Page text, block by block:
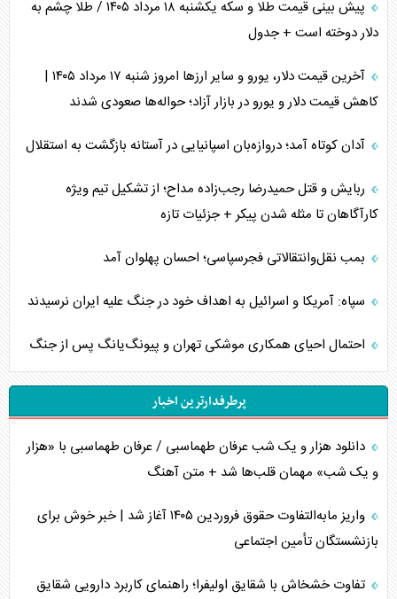
پیش بینی قیمت طلا و سکه یکشنبه ۱۸ مرداد ۱۴۰۵ / طلا چشم به
دلار دوخته است + جدول
آخرین قیمت دلار، یورو و سایر ارز‌ها امروز شنبه ۱۷ مرداد ۱۴۰۵ |
کاهش قیمت دلار و یورو در بازار آزاد؛ حواله‌ها صعودی شدند
آدان کوتاه آمد؛ دروازه‌بان اسپانیایی در آستانه بازگشت به استقلال
ربایش و قتل حمیدرضا رجب‌زاده مداح؛ از تشکیل تیم ویژه
کارآگاهان تا مثله شدن پیکر + جزئیات تازه
بمب نقل‌وانتقالاتی فجرسپاسی؛ احسان پهلوان آمد
سپاه: آمریکا و اسرائیل به اهداف خود در جنگ علیه ایران نرسیدند
احتمال احیای همکاری موشکی تهران و پیونگ‌یانگ پس از جنگ
پرطرفدارترین اخبار
دانلود هزار و یک شب عرفان طهماسبی / عرفان طهماسبی با «هزار
و یک شب» مهمان قلب‌ها شد + متن آهنگ
واریز مابه‌التفاوت حقوق فروردین ۱۴۰۵ آغاز شد | خبر خوش برای
بازنشستگان تأمین اجتماعی
تفاوت خشخاش با شقایق اولیفرا؛ راهنمای کاربرد دارویی شقایق